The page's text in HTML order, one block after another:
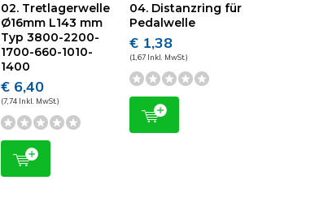
02. Tretlagerwelle
Ø16mm L143 mm
Typ 3800-2200-
1700-660-1010-
1400
€ 6,40
(7,74 Inkl. MwSt.)
04. Distanzring für
Pedalwelle
€ 1,38
(1,67 Inkl. MwSt.)